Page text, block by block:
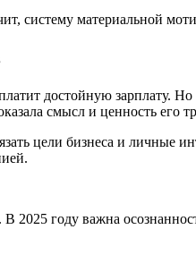
систему материальной
достойную зарплату.
смысл и ценность его
цели бизнеса и личные
году важна